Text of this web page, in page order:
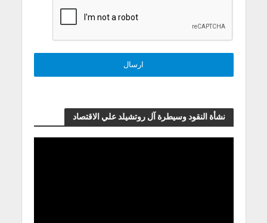
نشأة النقود وسيطرة آل روتشيلد علي الاقتصاد